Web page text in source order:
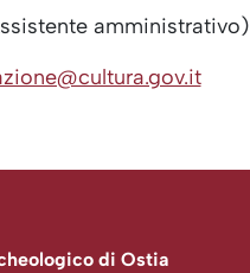
amministrativo)
di Ostia